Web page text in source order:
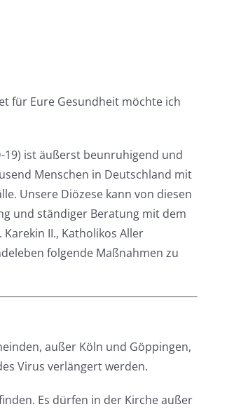
für Eure Gesundheit möchte ich
19) ist äußerst beunruhigend und
Menschen in Deutschland mit
Unsere Diözese kann von diesen
und ständiger Beratung mit dem
II., Katholikos Aller
folgende Maßnahmen zu
außer Köln und Göppingen,
Virus verlängert werden.
Es dürfen in der Kirche außer